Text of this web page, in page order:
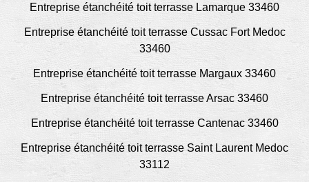
Entreprise étanchéité toit terrasse Lamarque 33460
Entreprise étanchéité toit terrasse Cussac Fort Medoc
33460
Entreprise étanchéité toit terrasse Margaux 33460
Entreprise étanchéité toit terrasse Arsac 33460
Entreprise étanchéité toit terrasse Cantenac 33460
Entreprise étanchéité toit terrasse Saint Laurent Medoc
33112